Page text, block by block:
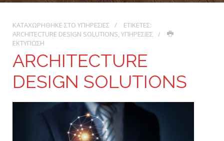
ΚΑΤΑΧΩΡΉΘΗΚΕ ΣΤΟ ΥΠΗΡΕΣΊΕΣ
ΕΤΙΚΈΤΕΣ:
ARCHITECTURE DESIGN SOLUTIONS, ΥΠΗΡΕΣΊΕΣ
ΕΚΤΎΠΩΣΗ
ARCHITECTURE
DESIGN SOLUTIONS